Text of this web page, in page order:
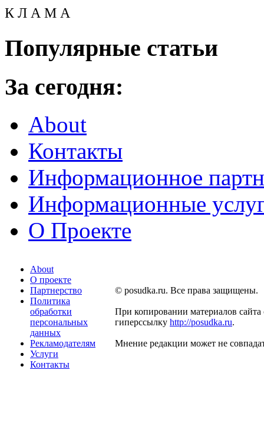
К Л А М А
Популярные статьи
За сегодня:
About
Контакты
Информационное
Информационные
О Проекте
About
О проекте
Партнерство
Политика
обработки
персональных
данных
Рекламодателям
Услуги
Контакты
© posudka.ru. Все права защищены.
При копировании материалов сайта
гиперссылку http://posudka.ru.
Мнение редакции может не